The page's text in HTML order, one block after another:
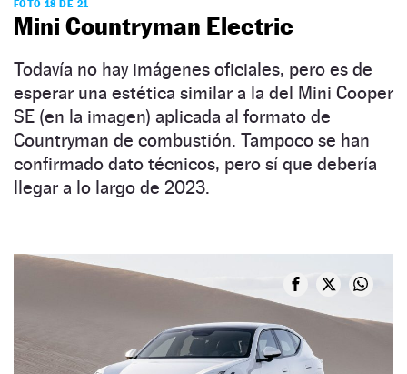
FOTO 18 DE 21
Mini Countryman Electric
Todavía no hay imágenes oficiales, pero es de
esperar una estética similar a la del Mini Cooper
SE (en la imagen) aplicada al formato de
Countryman de combustión. Tampoco se han
confirmado dato técnicos, pero sí que debería
llegar a lo largo de 2023.